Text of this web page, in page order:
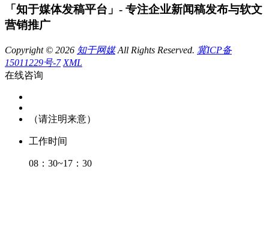
「知于媒体发稿平台」- 专注企业新闻稿发布与软文
营销推广
Copyright © 2026 知于网媒All Rights Reserved. 冀ICP备
15011229号-7 XML
在线咨询
（请注明来意）
工作时间
08：30~17：30